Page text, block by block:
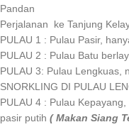
Pandan
Perjalanan ke Tanjung
PULAU 1 : Pulau Pasir,
PULAU 2 : Pulau Batu
PULAU 3: Pulau Lengkuas,
SNORKLING DI PULAU
PULAU 4 : Pulau
pasir putih ( Makan Siang